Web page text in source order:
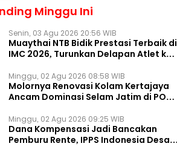
Minggu Ini
Senin, 03 Agu 2026 20:56 WIB
Muaythai NTB Bidik Prestasi Terbaik di
IMC 2026, Turunkan Delapan Atlet ke
Minggu, 02 Agu 2026 08:58 WIB
Molornya Renovasi Kolam Kertajaya
Ancam Dominasi Selam Jatim di PON
Minggu, 02 Agu 2026 09:25 WIB
Dana Kompensasi Jadi Bancakan
Pemburu Rente, IPPS Indonesia Desak